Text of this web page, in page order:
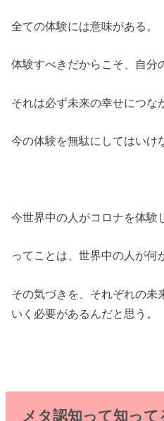
全ての体験には意味がある。
体験すべきだからこそ、自分
それは必ず未来の幸せにつな
今の体験を無駄にしてはいけ
今世界中の人がコロナを体験
ってことは、世界中の人が何
その気づきを、それぞれの未
いく必要があるんだと思う。
メタ認知って知って